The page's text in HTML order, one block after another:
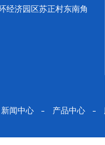
经济园区苏正村东南角
新闻中心 产品中心